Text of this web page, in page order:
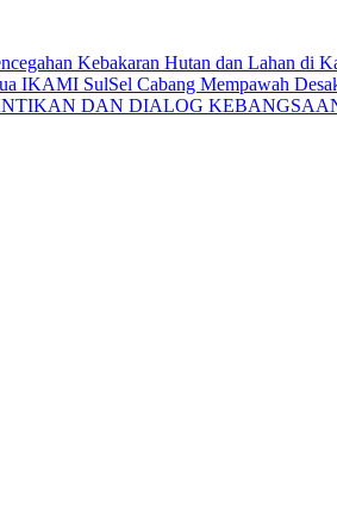
Kebakaran Hutan dan Lahan di
IKAMI SulSel Cabang Mempawah
DAN DIALOG